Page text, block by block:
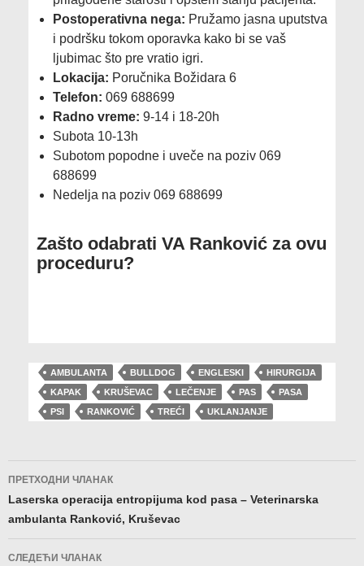
Postoperativna nega: Pružamo jasna uputstva
i podršku tokom oporavka kako bi se vaš
ljubimac što pre vratio igri.
Lokacija: Poručnika Božidara 6
Telefon: 069 688699
Radno vreme: 9-14 i 18-20h
Subota 10-13h
Subotom popodne i uveče na poziv 069
688699
Nedelja na poziv 069 688699
​Zašto odabrati VA Ranković za ovu
proceduru?
AMBULANTA BULLDOG ENGLESKI
HIRURGIJA
KAPAK
KRUŠEVAC LEČENJE PAS
PASA
PSI
RANKOVIĆ TREĆI UKLANJANJE
Кретање
чланака
ПРЕТХОДНИ ЧЛАНАК
Laserska operacija entropijuma kod pasa – Veterinarska
ambulanta Ranković, Kruševac
СЛЕДЕЋИ ЧЛАНАК